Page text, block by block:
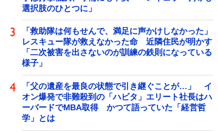
選択肢のひとつに」
「救助隊は何もせんで、満足に声かけしなかった」
レスキュー隊が救えなかった命 近隣住民が明かす
「二次被害を出さないのが訓練の鉄則になっている
様子」
「父の遺産を最良の状態で引き継ぐことが…」 イ
オン爆発で非難殺到の「ハビタ」エリート社長はハ
ーバードでMBA取得 かつて語っていた「経営哲
学」とは